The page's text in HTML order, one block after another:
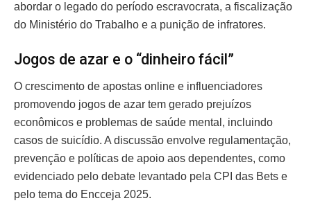
abordar o legado do período escravocrata, a fiscalização
do Ministério do Trabalho e a punição de infratores.
Jogos de azar e o “dinheiro fácil”
O crescimento de apostas online e influenciadores
promovendo jogos de azar tem gerado prejuízos
econômicos e problemas de saúde mental, incluindo
casos de suicídio. A discussão envolve regulamentação,
prevenção e políticas de apoio aos dependentes, como
evidenciado pelo debate levantado pela CPI das Bets e
pelo tema do Encceja 2025.